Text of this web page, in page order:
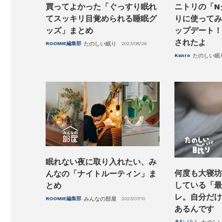
買ってよかった「ぐっすり眠れ
てスッキリ目覚められる睡眠グ
ッズ」まとめ
ROOMIE編集部 たのしい眠り 2023/08/26
ニトリの「
りに使って
ップデート
されたよ
Kanro たのしい眠
眠れない夜に取り入れたい、み
んなの「ナイトルーティン」ま
とめ
ROOMIE編集部 みんなの部屋 2023/07/10
何度も大寝
している「
レ。自分だ
あるんです